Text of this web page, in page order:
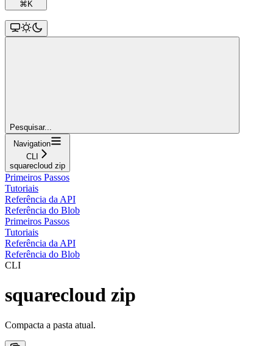
⌘ K
Pesquisar...
Navigation
CLI
squarecloud zip
Primeiros Passos
Tutoriais
Referência da API
Referência do Blob
Primeiros Passos
Tutoriais
Referência da API
Referência do Blob
CLI
squarecloud zip
Compacta a pasta atual.